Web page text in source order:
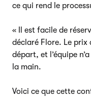
ce qui rend le
« Il est facile de
déclaré Flore. Le
départ, et l’équipe
la main.
Voici ce que cette